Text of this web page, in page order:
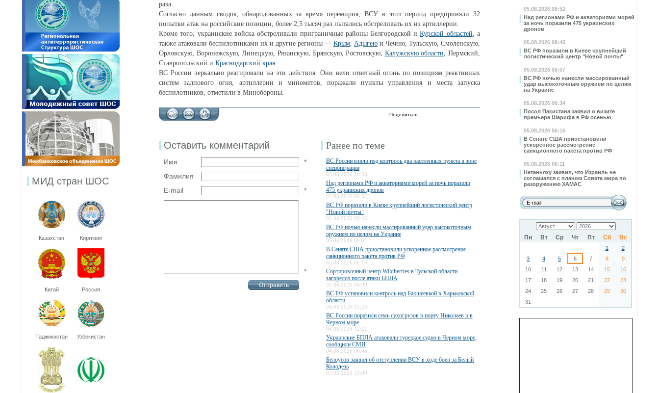
05.08.2026 08:52
Над регионами РФ и акваториями морей
за ночь поразили 475 украинских
дронов
05.08.2026 08:45
ВС РФ поразили в Киеве крупнейший
логистический центр "Новой почты"
05.08.2026 08:07
ВС РФ ночью нанесли массированный
удар высокоточным оружием по целям
на Украине
05.08.2026 06:34
Посол Пакистана заявил о визите
премьера Шарифа в РФ осенью
05.08.2026 06:16
В Сенате США приостановили
ускоренное рассмотрение
санкционного пакета против РФ
05.08.2026 06:11
Нетаньяху заявил, что Израиль не
соглашался с планом Совета мира по
разоружению ХАМАС
Пн Вт Ср Чт Пт Сб Вс
1
2
3
4 5 6 7 8
9
10
11 12 13 14 15
16
17
18 19 20 21 22
23
24
25 26 27 28 29
30
31
МИД стран ШОС
Казахстан Киргизия
Китай Россия
Таджикистан Узбекистан
раза.
Согласно данным сводок, обнародованных за время перемирия, ВСУ в этот период предприняли 32
попытки атак на российские позиции, более 2,5 тысяч раз пытались обстреливать их из артиллерии.
Кроме того, украинские войска обстреливали приграничные районы Белгородской иКурской областей, а
также атаковали беспилотниками их и другие регионы — Крым, Адыгею и Чечню, Тульскую, Смоленскую,
Орловскую, Воронежскую, Липецкую, Рязанскую, Брянскую, Ростовскую, Калужскую области, Пермский,
Ставропольский и Краснодарский края.
ВС России зеркально реагировали на эти действия. Они вели ответный огонь по позициям реактивных
систем залпового огня, артиллерии и минометов, поражали пункты управления и места запуска
беспилотников, отметили в Минобороны.
Поделиться…
Оставить комментарий
Имя
*
Фамилия
E-mail
*
*
Ранее по теме
ВС России взяли под контроль два населенных пункта в зоне
спецоперации
05.08.2026 16:58
Над регионами РФ и акваториями морей за ночь поразили
475 украинских дронов
05.08.2026 08:52
ВС РФ поразили в Киеве крупнейший логистический центр
"Новой почты"
05.08.2026 08:45
ВС РФ ночью нанесли массированный удар высокоточным
оружием по целям на Украине
05.08.2026 08:07
В Сенате США приостановили ускоренное рассмотрение
санкционного пакета против РФ
05.08.2026 06:16
Сортировочный центр Wildberries в Тульской области
загорелся после атаки БПЛА
05.08.2026 06:09
ВС РФ установили контроль над Бакшеевкой в Харьковской
области
04.08.2026 15:26
ВС России поразили семь сухогрузов в порту Николаев и в
Черном море
04.08.2026 12:22
Украинские БПЛА атаковали турецкое судно в Черном море,
сообщили СМИ
04.08.2026 06:46
Белоусов заявил об отступлении ВСУ в ходе боев за Белый
Колодезь
03.08.2026 19:09